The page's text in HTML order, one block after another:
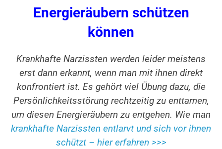
Energieräubern schützen
können
Krankhafte Narzissten werden leider meistens
erst dann erkannt, wenn man mit ihnen direkt
konfrontiert ist. Es gehört viel Übung dazu, die
Persönlichkeitsstörung rechtzeitig zu enttarnen,
um diesen Energieräubern zu entgehen. Wie man
krankhafte Narzissten entlarvt und sich vor ihnen
schützt – hier erfahren >>>